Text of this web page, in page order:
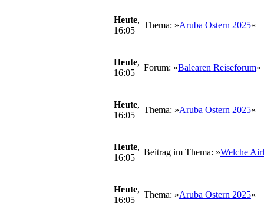
Heute,
16:05
Thema: »Aruba Ostern 2025«
Heute,
16:05
Forum: »Balearen Reiseforum«
Heute,
16:05
Thema: »Aruba Ostern 2025«
Heute,
16:05
Beitrag im Thema: »Welche
Heute,
16:05
Thema: »Aruba Ostern 2025«